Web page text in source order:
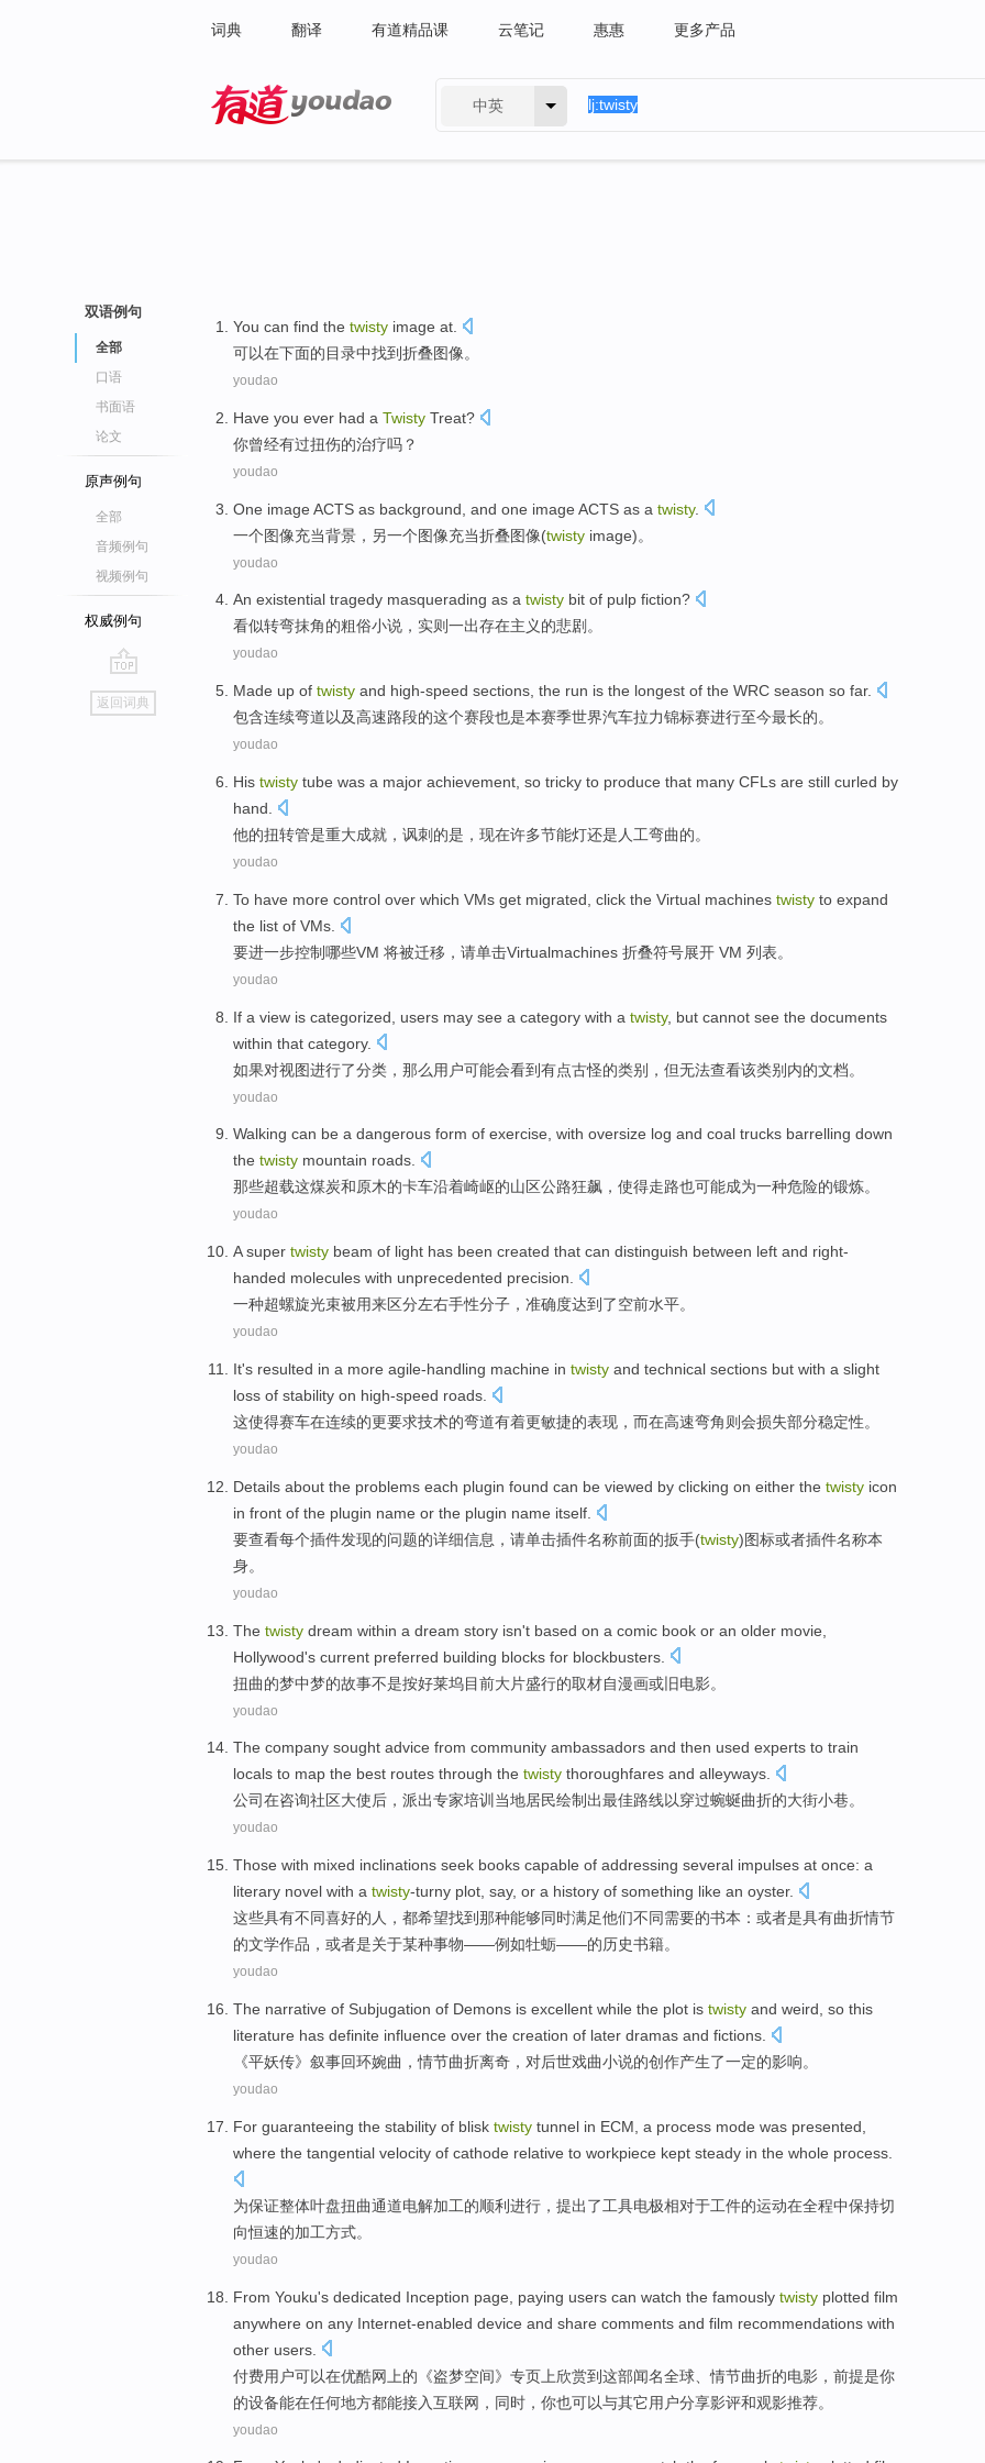
词典 翻译 有道精品课 云笔记 惠惠 更多产品
中英
双语例句
全部
口语
书面语
论文
原声例句
全部
音频例句
视频例句
权威例句
go
top
返回词典
You can find the twisty image at.
可以在下面的目录中找到折叠图像。
youdao
Have you ever had a Twisty Treat?
你曾经有过扭伤的治疗吗？
youdao
One image ACTS as background , and one image ACTS as a twisty.
一个图像充当背景 ，另一个图像充当折叠图像(twisty image)。
youdao
An existential tragedy masquerading as a twisty bit of pulp fiction?
看似转弯抹角的粗俗小说 ，实则一出存在主义的悲剧 。
youdao
Made up of twisty and high-speed sections the run is the longest of the WRC season so far.
包含连续弯道以及高速路段的这个赛段也是本赛季世界汽车拉力锦标赛进行至今最长的。
youdao
His twisty tube was a major achievement , so tricky to produce that many CFLs are still curled by
hand.
他的扭转管是重大成就 ，讽刺 的是 ，现在许多节能灯还是人工弯曲的。
youdao
To have more control over which VMs get migrated click the Virtual machines twisty to expand
the list of VMs
要进一步控制哪些VM 将被迁移， 请单击Virtualmachines 折叠符号展开 VM 列表。
youdao
If a view is categorized users may see a category with a twisty, but cannot see the documents
within that category.
如果对视图进行了分类，那么 用户可能会看到有点古怪的类别 ， 但无法查看该类别内的文档。
youdao
Walking can be a dangerous form of exercise, with oversize log and coal trucks barrelling down
the twisty mountain roads.
那些超载这煤炭和原木的卡车沿着崎岖的山区公路狂飙 ，使得走路也可能成为一种危险的锻炼。
youdao
A super twisty beam of light has been created that can distinguish between left and right-
handed molecules with unprecedented precision
一种超螺旋光束被用来区分左右手性分子 ， 准确度达到了空前水平。
youdao
It's resulted in a more agile-handling machine in twisty and technical sections but with a slight
loss of stability on high-speed roads.
这使得赛车在连续的更要求技术的弯道有着更敏捷的表现， 而在高速弯角则会损失部分稳定性。
youdao
Details about the problems each plugin found can be viewed by clicking on either the twisty icon
in front of the plugin name or the plugin name itself.
要查看每个插件发现的问题的详细信息，请单击插件名称前面的扳手(twisty)图标或者插件名称本
身。
youdao
The twisty dream within a dream story isn't based on a comic book or an older movie
Hollywood's current preferred building blocks for blockbusters
扭曲的梦中梦的故事不是按好莱坞目前大片盛行的取材自漫画或旧电影。
youdao
The company sought advice from community ambassadors and then used experts to train
locals to map the best routes through the twisty thoroughfares and alleyways.
公司在咨询社区大使后 ， 派出专家培训 当地居民绘制 出最佳路线以穿过蜿蜒曲折的大街小巷。
youdao
Those with mixed inclinations seek books capable of addressing several impulses at once: a
literary novel with a twisty-turny plot, say, or a history of something like an oyster.
这些具有不同喜好的 人，都希望找到那种能够同时满足他们不同需要的书本 ： 或者是具有曲折情节
的文学作品，或者是关于某种事物——例如牡蛎——的历史书籍。
youdao
The narrative of Subjugation of Demons is excellent while the plot is twisty and weird, so this
literature has definite influence over the creation of later dramas and fictions
《平妖传》 叙事回环婉曲 ，情节曲折离奇， 对后世戏曲小说的创作产生了一定的影响。
youdao
For guaranteeing the stability of blisk twisty tunnel in ECM , a process mode was presented
where the tangential velocity of cathode relative to workpiece kept steady in the whole process.
为保证整体叶盘扭曲通道电解加工的顺利 进行 ，提出了工具电极相对于工件的运动在全程中保持切
向恒速的加工方式。
youdao
From Youku's dedicated Inception page, paying users can watch the famously twisty plotted film
anywhere on any Internet-enabled device and share comments and film recommendations with
other users
付费用户可以在优酷网 上的《盗梦空间》 专页 上欣赏到这部闻名全球、情节曲折的电影，前提是你
的设备能在任何地方都能接入互联网 ，同时，你也可以与其它用户分享影评和观影推荐。
youdao